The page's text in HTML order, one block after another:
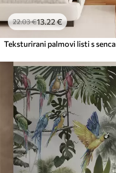
22.03€13.22€